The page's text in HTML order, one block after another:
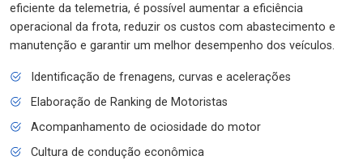
eficiente da telemetria, é possível aumentar a eficiência
operacional da frota, reduzir os custos com abastecimento e
manutenção e garantir um melhor desempenho dos veículos.
Identificação de frenagens, curvas e acelerações
Elaboração de Ranking de Motoristas
Acompanhamento de ociosidade do motor
Cultura de condução econômica